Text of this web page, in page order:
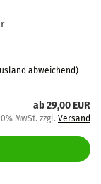
abweichend)
ab 29,00 EUR
MwSt. zzgl. Versand